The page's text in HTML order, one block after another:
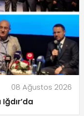
08 Ağustos 2026